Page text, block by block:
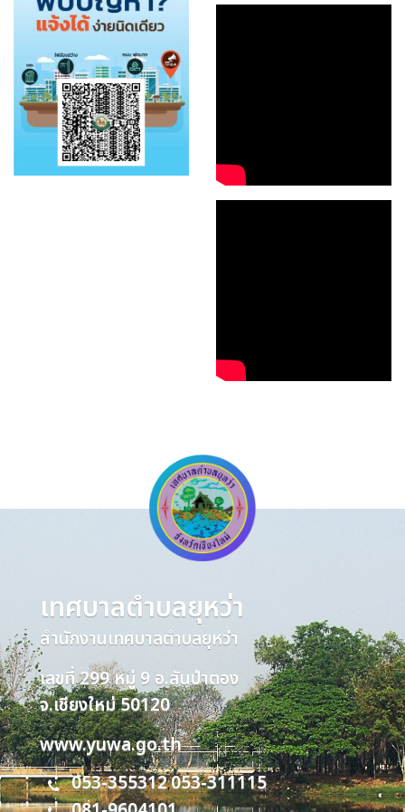
เทศบาลตำบลยุหว่า
สำนักงานเทศบาลตำบลยุหว่า
เลขที่ 299 หมู่ 9 อ.สันป่าตอง
จ.เชียงใหม่ 50120
www.yuwa.go.th
053-355312,053-311115